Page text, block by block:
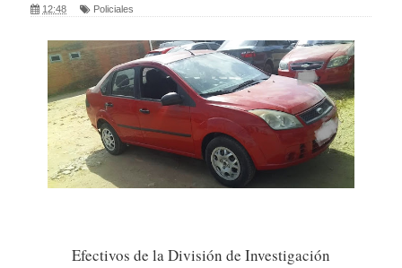
12:48 Policiales
Efectivos de la División de Investigación